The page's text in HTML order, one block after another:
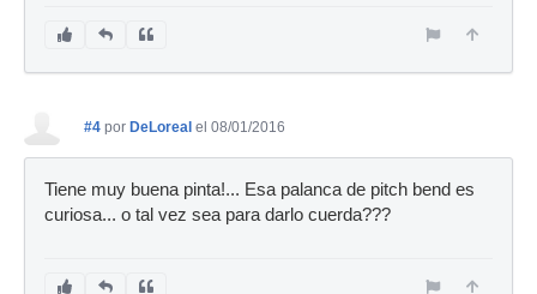
#4 por DeLoreal el 08/01/2016
Tiene muy buena pinta!... Esa palanca de pitch bend es
curiosa... o tal vez sea para darlo cuerda???